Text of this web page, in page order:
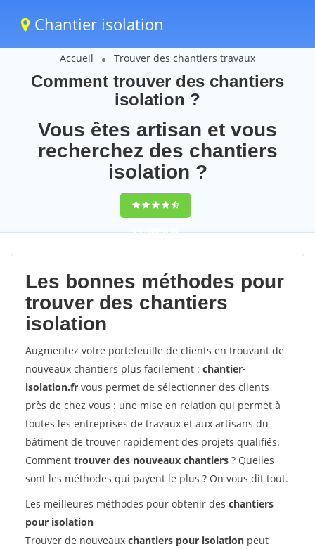
Chantier isolation
Accueil Trouver des chantiers travaux
Comment trouver des chantiers
isolation ?
Vous êtes artisan et vous
recherchez des chantiers
isolation ?
9,5(100%)55
votes
Les bonnes méthodes pour
trouver des chantiers
isolation
Augmentez votre portefeuille de clients en trouvant de
nouveaux chantiers plus facilement : chantier-
isolation.fr vous permet de sélectionner des clients
près de chez vous : une mise en relation qui permet à
toutes les entreprises de travaux et aux artisans du
bâtiment de trouver rapidement des projets qualifiés.
Comment trouver des nouveaux chantiers ? Quelles
sont les méthodes qui payent le plus ? On vous dit tout.
Les meilleures méthodes pour obtenir des chantiers
pour isolation
Trouver de nouveaux chantiers pour isolation peut